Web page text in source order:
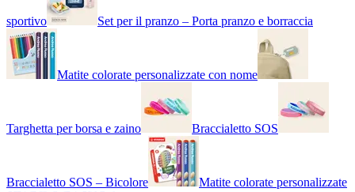
sportivo Set per il pranzo – Porta pranzo e borraccia
Matite colorate personalizzate con nome
Targhetta per borsa e zaino Braccialetto SOS
Braccialetto SOS – Bicolore
Matite colorate personalizzate